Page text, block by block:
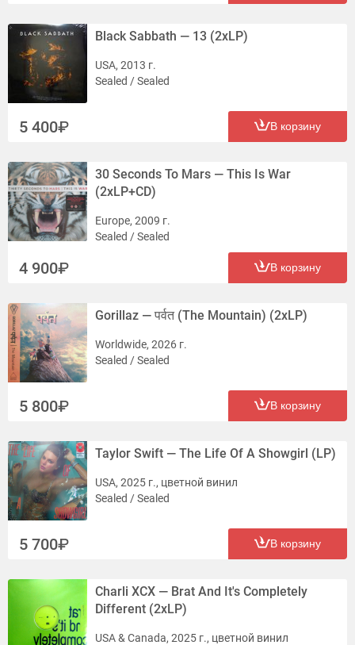
Black Sabbath — 13 (2xLP)
USA, 2013 г.
Sealed / Sealed
5 400 В корзину
30 Seconds To Mars — This Is War
(2xLP+CD)
Europe, 2009 г.
Sealed / Sealed
4 900 В корзину
Gorillaz — पर्वत (The Mountain) (2xLP)
Worldwide, 2026 г.
Sealed / Sealed
5 800 В корзину
Taylor Swift — The Life Of A Showgirl (LP)
USA, 2025 г., цветной винил
Sealed / Sealed
5 700 В корзину
Charli XCX — Brat And It's Completely
Different (2xLP)
USA & Canada, 2025 г., цветной винил